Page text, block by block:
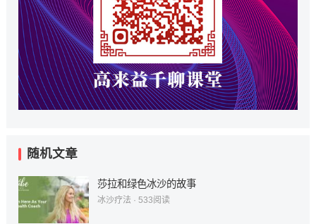
随机文章
莎拉和绿色冰沙的故事
冰沙疗法 · 533阅读